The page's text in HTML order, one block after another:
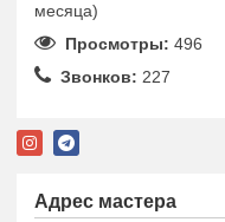
месяца)
Просмотры: 496
Звонков: 227
Адрес мастера